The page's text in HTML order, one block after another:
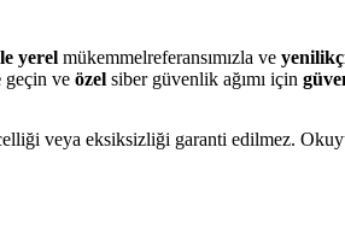
yerel mükemmelreferansımızla ve
geçin ve özel siber güvenlik ağımı için
veya eksiksizliği garanti edilmez.